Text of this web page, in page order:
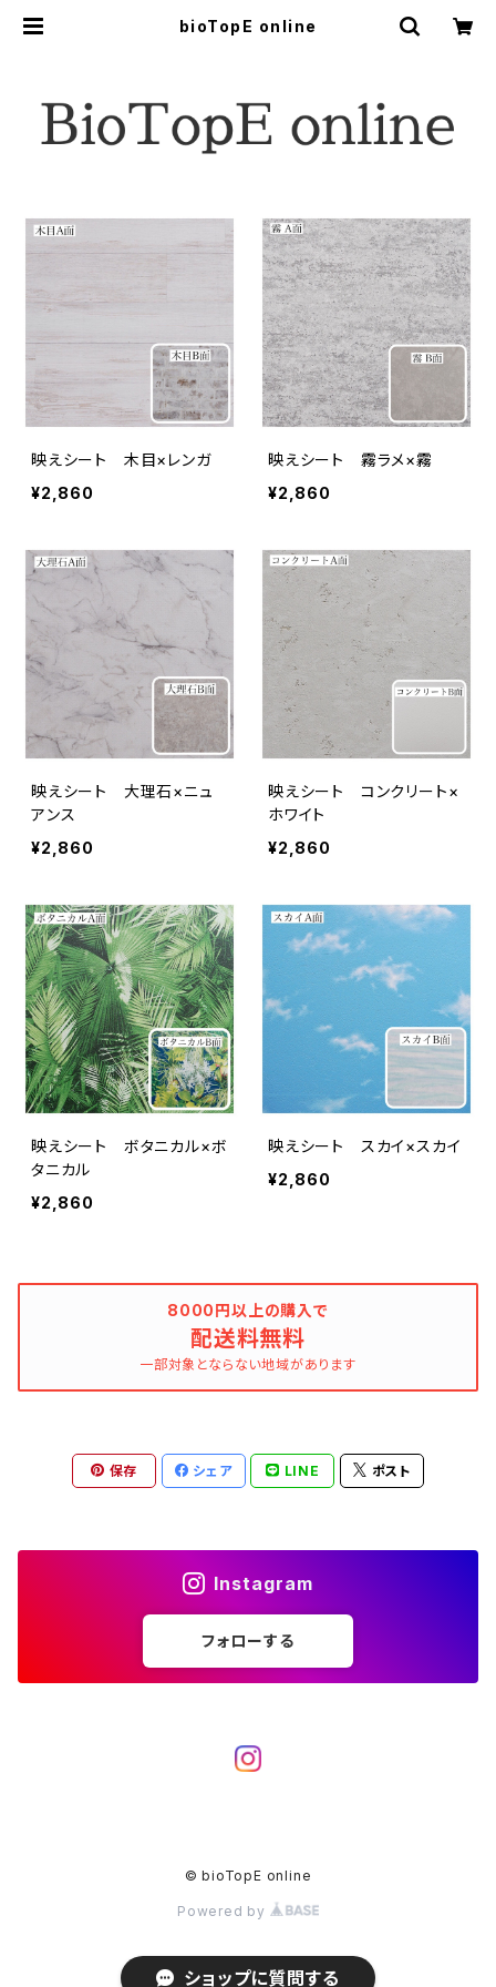
bioTopE online
映えシート 木目×レンガ
¥2,860
映えシート 霧ラメ×霧
¥2,860
映えシート 大理石×ニュ
アンス
¥2,860
映えシート コンクリート×
ホワイト
¥2,860
映えシート ボタニカル×ボ
タニカル
¥2,860
映えシート スカイ×スカイ
¥2,860
8000円以上の購入で
配送料無料
一部対象とならない地域があります
保存 シェア LINE ポスト
Instagram
フォローする
© bioTopE online
Powered by
ショップに質問する